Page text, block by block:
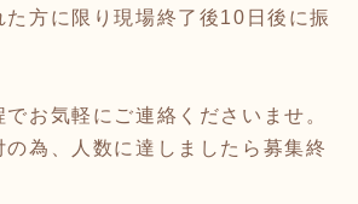
た方に限り現場終了後10日後に振
お気軽にご連絡くださいませ。
の為、人数に達しましたら募集終